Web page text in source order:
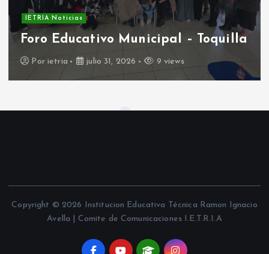
IETRIA Noticias
Foro Educativo Municipal – Toquilla
Por ietria julio 31, 2026 9 views
Copyright © 2026 Institucion Educativa Técnica Ramon Ignacio
Avella | Comite de Comunicaciones I.E.T.R.I.A